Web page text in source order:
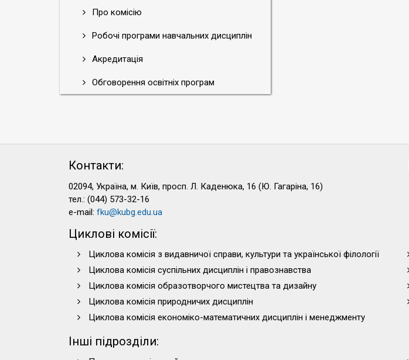
Про комісію
Робочі програми навчальних дисциплін
Акредитація
Обговорення освітніх програм
Контакти:
02094, Україна, м. Київ, просп. Л. Каденюка, 16 (Ю. Гагаріна, 16)
тел.: (044) 573-32-16
e-mail: fku@kubg.edu.ua
Циклові комісії:
Циклова комісія з видавничої справи, культури та української філології
Циклова комісія суспільних дисциплін і правознавства
Циклова комісія образотворчого мистецтва та дизайну
Циклова комісія природничих дисциплін
Циклова комісія економіко-математичних дисциплін і менеджменту
Інші підрозділи: